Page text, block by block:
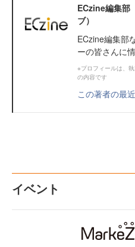
ECzine編集部
ブ）
ECzine編集部
ーの皆さんに
※プロフィールは、
の内容です
この著者の最
イベント